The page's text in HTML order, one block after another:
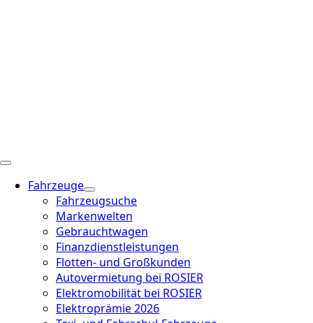
Fahrzeuge
Fahrzeugsuche
Markenwelten
Gebrauchtwagen
Finanzdienstleistungen
Flotten- und Großkunden
Autovermietung bei ROSIER
Elektromobilität bei ROSIER
Elektroprämie 2026